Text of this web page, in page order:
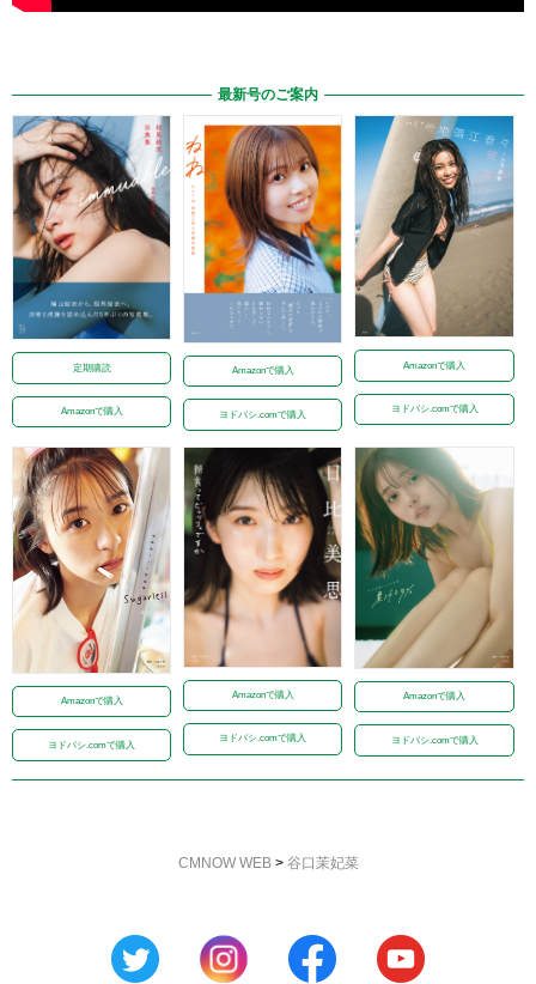
最新号のご案内
定期購読
Amazonで購入
Amazonで購入
ヨドバシ.comで購入
Amazonで購入
ヨドバシ.comで購入
Amazonで購入
ヨドバシ.comで購入
Amazonで購入
ヨドバシ.comで購入
Amazonで購入
ヨドバシ.comで購入
CMNOW WEB> 谷口茉妃菜